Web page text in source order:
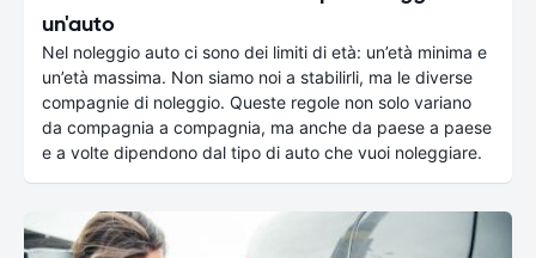
un'auto
Nel noleggio auto ci sono dei limiti di età: un’età minima e
un’età massima. Non siamo noi a stabilirli, ma le diverse
compagnie di noleggio. Queste regole non solo variano
da compagnia a compagnia, ma anche da paese a paese
e a volte dipendono dal tipo di auto che vuoi noleggiare.